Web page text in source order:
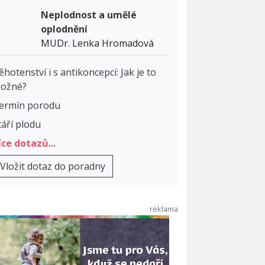
Neplodnost a umělé
oplodnění
MUDr. Lenka Hromadová
i s antikoncepcí: Jak je to
porodu
plodu
dotazů...
Vložit dotaz do poradny